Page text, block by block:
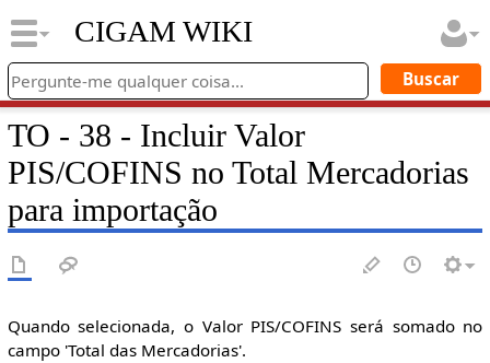
CIGAM WIKI
TO - 38 - Incluir Valor
PIS/COFINS no Total Mercadorias
para importação
Quando selecionada, o Valor PIS/COFINS será somado no
campo 'Total das Mercadorias'.